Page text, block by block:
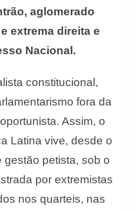
aglomerado
extrema direita e
Nacional.
constitucional,
fora da
Assim, o
Latina vive, desde o
gestão petista, sob o
por extremistas
nos quarteis, nas